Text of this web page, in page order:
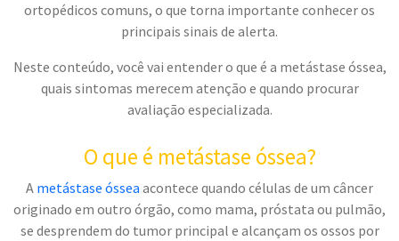
ortopédicos comuns, o que torna importante conhecer os
principais sinais de alerta.
Neste conteúdo, você vai entender o que é a metástase óssea,
quais sintomas merecem atenção e quando procurar
avaliação especializada.
O que é metástase óssea?
A metástase óssea acontece quando células de um câncer
originado em outro órgão, como mama, próstata ou pulmão,
se desprendem do tumor principal e alcançam os ossos por